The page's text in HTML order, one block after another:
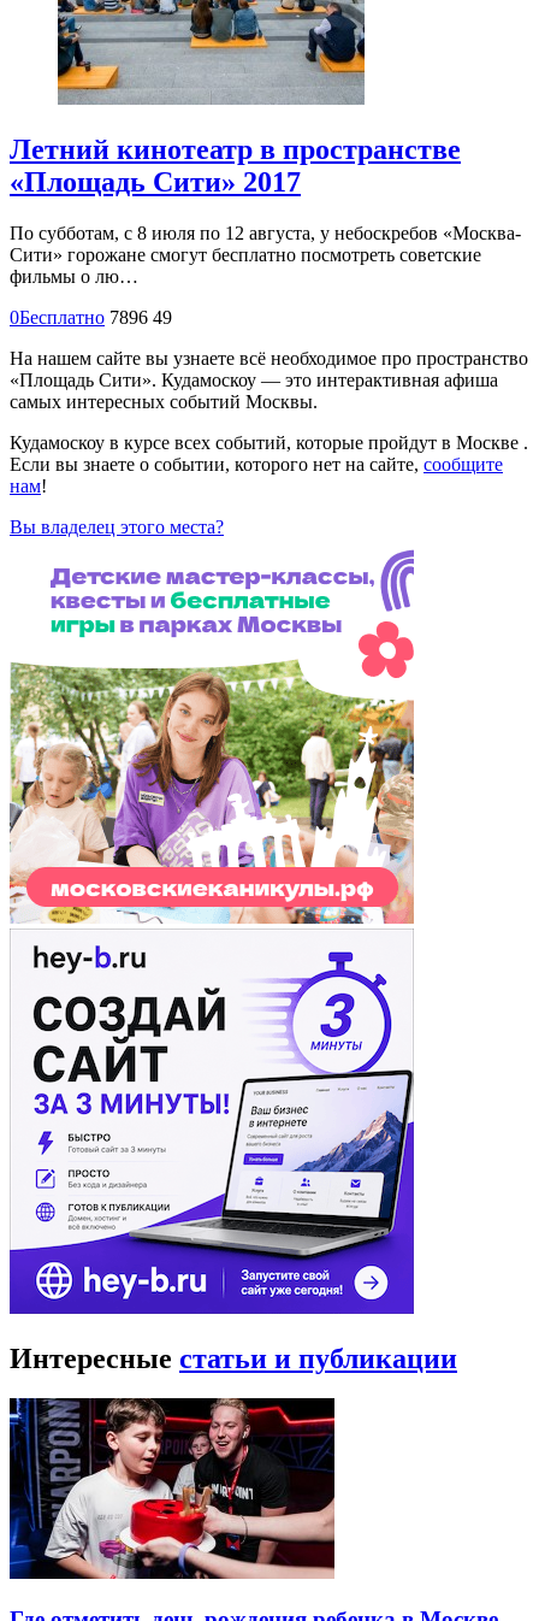
Летний кинотеатр в пространстве
«Площадь Сити» 2017
По субботам, с 8 июля по 12 августа, у небоскребов «Москва-
Сити» горожане смогут бесплатно посмотреть советские
фильмы о лю…
0Бесплатно 7896 49
На нашем сайте вы узнаете всё необходимое про пространство
«Площадь Сити». Кудамоскоу — это интерактивная афиша
самых интересных событий Москвы.
Кудамоскоу в курсе всех событий, которые пройдут в Москве .
Если вы знаете о событии, которого нет на сайте, сообщите
нам!
Вы владелец этого места?
Интересные статьи и публикации